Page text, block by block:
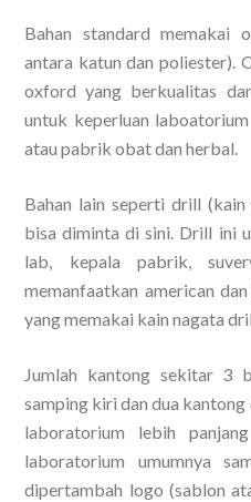
Bahan standard memakai
antara katun dan poliester).
oxford yang berkualitas
untuk keperluan
atau pabrik obat dan herbal.
Bahan lain seperti drill
bisa diminta di sini. Drill ini
lab, kepala pabrik,
memanfaatkan american
yang memakai kain nagata
Jumlah kantong sekitar 3
samping kiri dan dua kantong
laboratorium lebih
laboratorium umumnya
dipertambah logo (sablon